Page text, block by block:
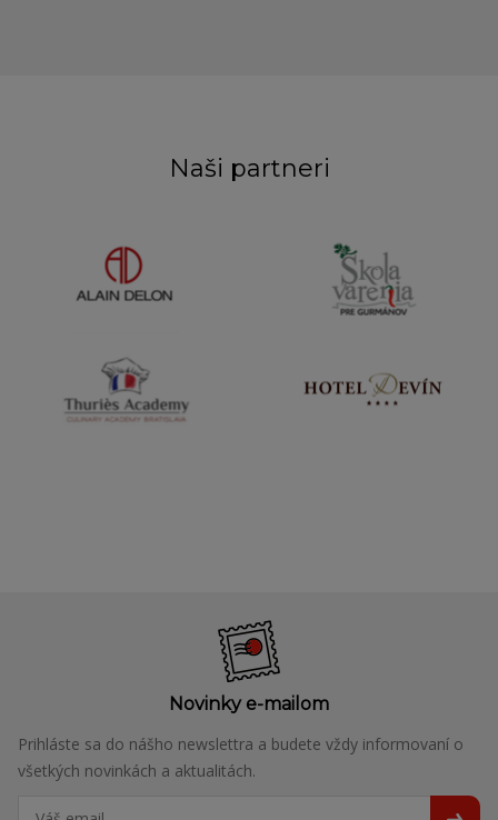
Naši partneri
Novinky e-mailom
Prihláste sa do nášho newslettra a budete vždy informovaní o
všetkých novinkách a aktualitách.